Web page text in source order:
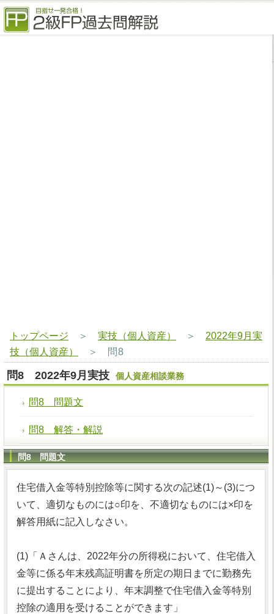
トップページ ＞ 実技（個人資産） ＞ 2022年9月実
技（個人資産）
＞ 問8
問8 2022年9月実技 個人資産相談業務
問8 問題文
問8 解答・解説
問8 問題文
住宅借入金等特別控除等に関する次の記述(1)～(3)につ
いて、適切なものには○印を、不適切なものには×印を
解答用紙に記入しなさい。
(1)「Ａさんは、2022年分の所得税において、住宅借入
金等に係る年末残高証明書を所定の期日までに勤務先
に提出することにより、年末調整で住宅借入金等特別
控除の適用を受けることができます」